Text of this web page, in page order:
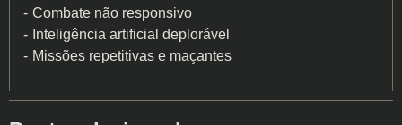
Combate não responsivo
Inteligência artificial deplorável
Missões repetitivas e maçantes